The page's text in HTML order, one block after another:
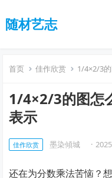
随材艺志
首页 佳作欣赏 1/4×2/3
1/4×2/3的图怎
表示
佳作欣赏 墨染傾城ゞ ·
还在为分数乘法苦恼？